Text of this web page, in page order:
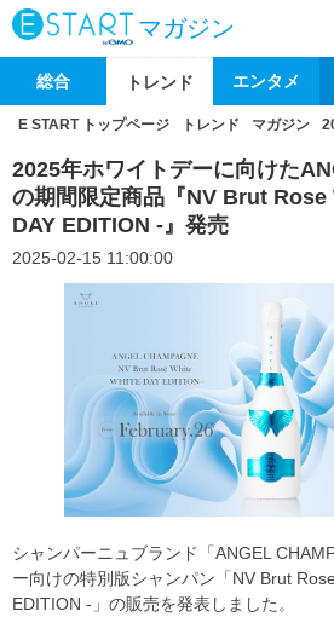
マガジン
総合 トレンド エンタメ
E START トップページ トレンド マガジン
2025年ホワイトデーに向けた
の期間限定商品『NV Brut
DAY EDITION -』発売
2025-02-15 11:00:00
シャンパーニュブランド「ANGEL
ー向けの特別版シャンパン「NV Brut
EDITION -」の販売を発表しました。